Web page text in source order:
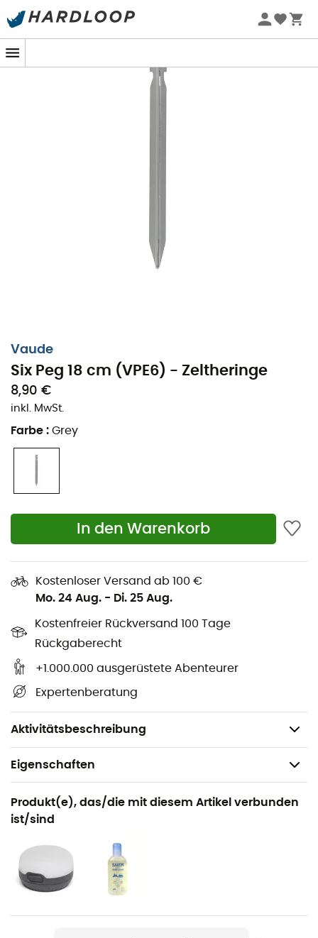
Vaude
Six Peg 18 cm (VPE6) - Zeltheringe
8,90 €
inkl. MwSt.
Farbe : Grey
In den Warenkorb
Kostenloser Versand ab 100 €
Mo. 24 Aug. - Di. 25 Aug.
Kostenfreier Rückversand 100 Tage
Rückgaberecht
+1.000.000 ausgerüstete Abenteurer
Expertenberatung
Aktivitätsbeschreibung
Six Peg 18 cm (VPE6)ist einZeltheringe-Set
der
SternformdieserVaude Zeltheringemacht sie sehr
stabil. Zudem machen dieKerben und die
Verwendung dieser Zeltheringe
Vaude Zeltheringewerden empfohlen, um sie in sehr
weichen Böden zu verankern.
Zeltheringe aus Aluminium AL 6063
Gewicht: 23 g
Eigenschaften
Geeignet für
Camping
Gewicht
23 g
Six Peg 18 cm (VPE6) - Pack de 6
Produkt(e), das/die mit diesem Artikel verbunden
ist/sind